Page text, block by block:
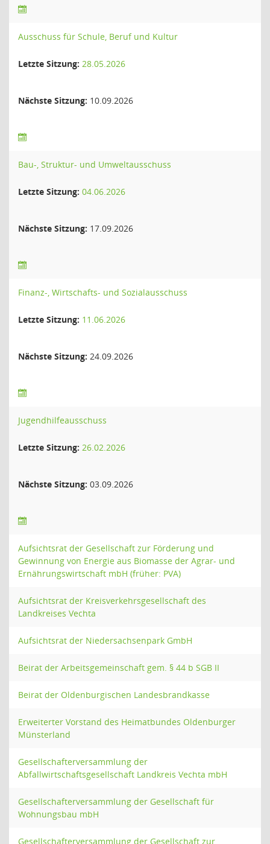
Ausschuss für Schule, Beruf und Kultur
Letzte Sitzung: 28.05.2026
Nächste Sitzung: 10.09.2026
Bau-, Struktur- und Umweltausschuss
Letzte Sitzung: 04.06.2026
Nächste Sitzung: 17.09.2026
Finanz-, Wirtschafts- und Sozialausschuss
Letzte Sitzung: 11.06.2026
Nächste Sitzung: 24.09.2026
Jugendhilfeausschuss
Letzte Sitzung: 26.02.2026
Nächste Sitzung: 03.09.2026
Aufsichtsrat der Gesellschaft zur Förderung und
Gewinnung von Energie aus Biomasse der Agrar- und
Ernährungswirtschaft mbH (früher: PVA)
Aufsichtsrat der Kreisverkehrsgesellschaft des
Landkreises Vechta
Aufsichtsrat der Niedersachsenpark GmbH
Beirat der Arbeitsgemeinschaft gem. § 44 b SGB II
Beirat der Oldenburgischen Landesbrandkasse
Erweiterter Vorstand des Heimatbundes Oldenburger
Münsterland
Gesellschafterversammlung der
Abfallwirtschaftsgesellschaft Landkreis Vechta mbH
Gesellschafterversammlung der Gesellschaft für
Wohnungsbau mbH
Gesellschafterversammlung der Gesellschaft zur